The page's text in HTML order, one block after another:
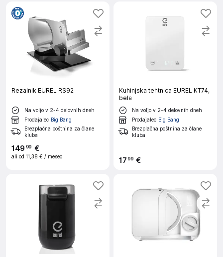
Rezalnik EUREL RS92
Na voljo v 2-4 delovnih dneh
Prodajalec Big Bang
Brezplačna poštnina za člane
kluba
149 99 €
ali od 11,38 € / mesec
Kuhinjska tehtnica EUREL KT74,
bela
Na voljo v 2-4 delovnih dneh
Prodajalec Big Bang
Brezplačna poštnina za člane
kluba
1799 €